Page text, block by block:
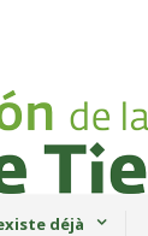
déjà